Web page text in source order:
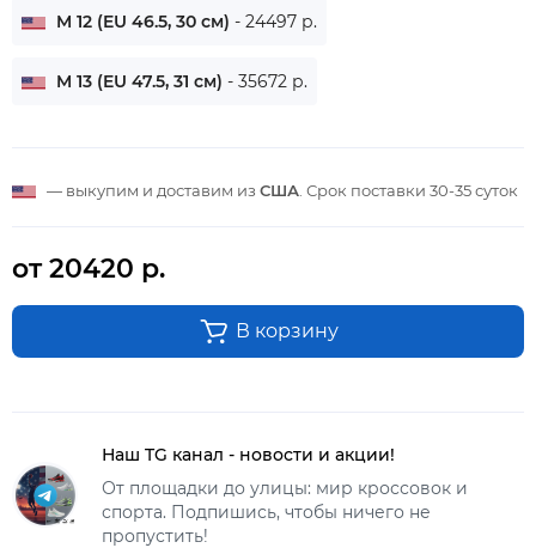
M 12 (EU 46.5, 30 см) - 24497 р.
M 13 (EU 47.5, 31 см) - 35672 р.
— выкупим и доставим из США . Срок поставки 30-35 суток
от 20420 р.
В корзину
Наш TG канал - новости и акции!
От площадки до улицы: мир кроссовок и
спорта. Подпишись, чтобы ничего не
пропустить!